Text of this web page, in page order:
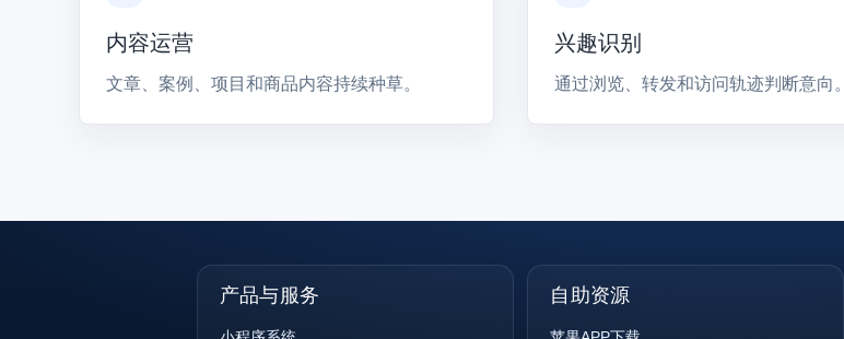
内容运营
文章、案例、项目和商品内容持续种草。
兴趣识别
通过浏览、转发和访问轨迹判断意向。
产品与服务 自助资源